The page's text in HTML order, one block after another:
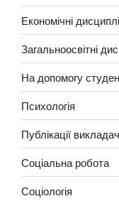
Економічні
Загальноосвітні
На допомогу
Психологія
Публікації
Соціальна робота
Соціологія